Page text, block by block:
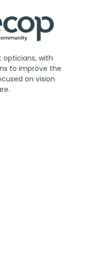
opticians, with
to improve the
on vision